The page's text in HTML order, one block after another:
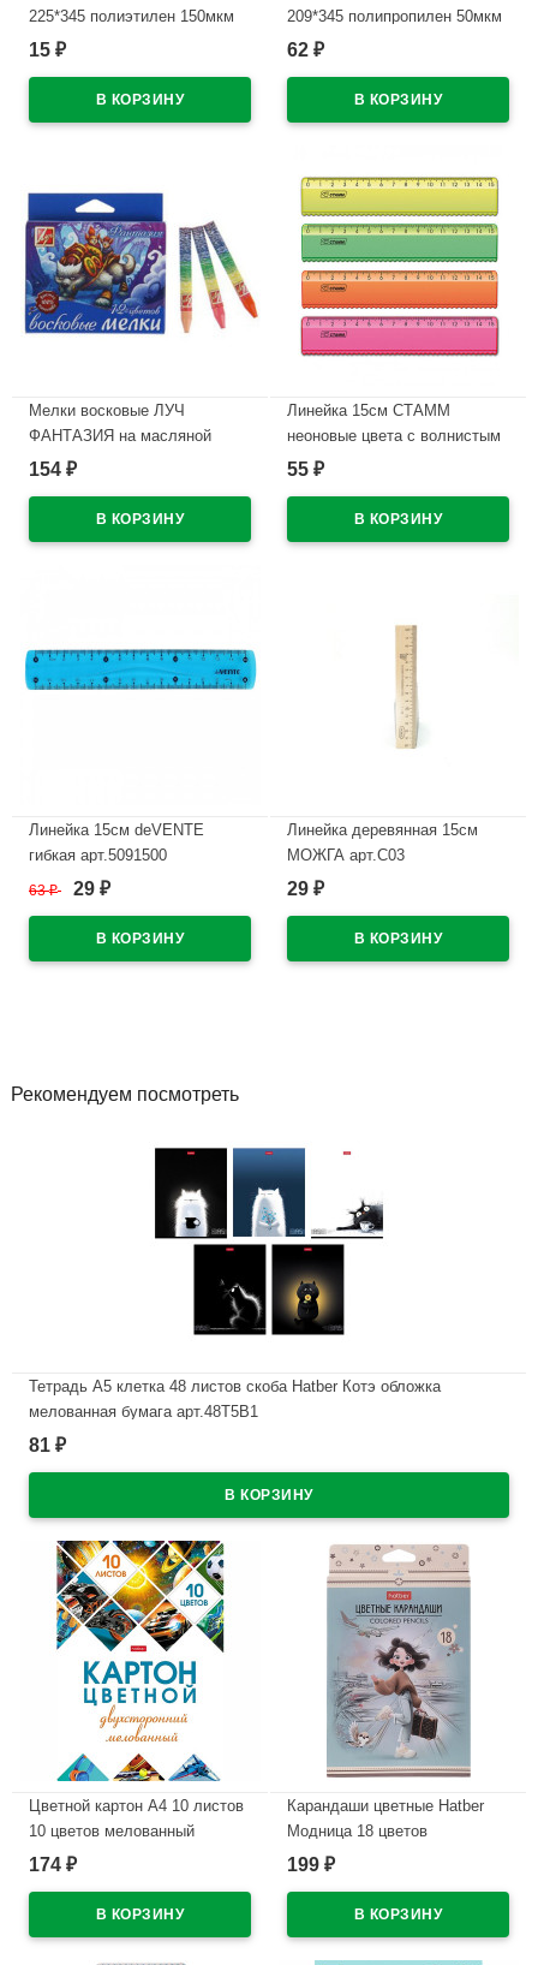
225*345 полиэтилен 150мкм
М арт Д150-100
15 ₽
209*345 полипропилен 50мкм
10 штук в наборе арт.Т50-10п
62 ₽
Мелки восковые ЛУЧ
ФАНТАЗИЯ на масляной
основе 12 цветов арт.25С
154 ₽
Линейка 15см СТАММ
неоновые цвета с волнистым
краем арт.ЛН170
55 ₽
Линейка 15см deVENTE
гибкая арт.5091500
В наличии
63₽ 29 ₽
Линейка деревянная 15см
МОЖГА арт.С03
В наличии
29 ₽
Рекомендуем посмотреть
Тетрадь А5 клетка 48 листов скоба Hatber Котэ обложка
мелованная бумага арт.48Т5В1
В наличии
81 ₽
Цветной картон А4 10 листов
10 цветов мелованный
двухсторонний Hatber
арт.10Кц4_25049
174 ₽
Карандаши цветные Hatber
Модница 18 цветов
заточенные трехгранные
199 ₽